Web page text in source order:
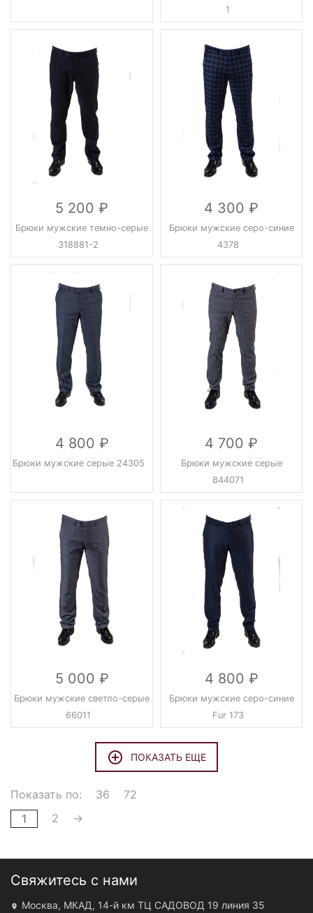
1
5 200
Брюки мужские темно-серые
318881-2
4 300
Брюки мужские серо-синие
4378
4 800
Брюки мужские серые 24305
4 700
Брюки мужские серые
844071
5 000
Брюки мужские светло-серые
66011
4 800
Брюки мужские серо-синие
Fur 173
ПОКАЗАТЬ ЕЩЕ
Показать по: 36
72
1
2 →
Свяжитесь с нами
Москва, МКАД, 14-й км ТЦ САДОВОД 19 линия 35